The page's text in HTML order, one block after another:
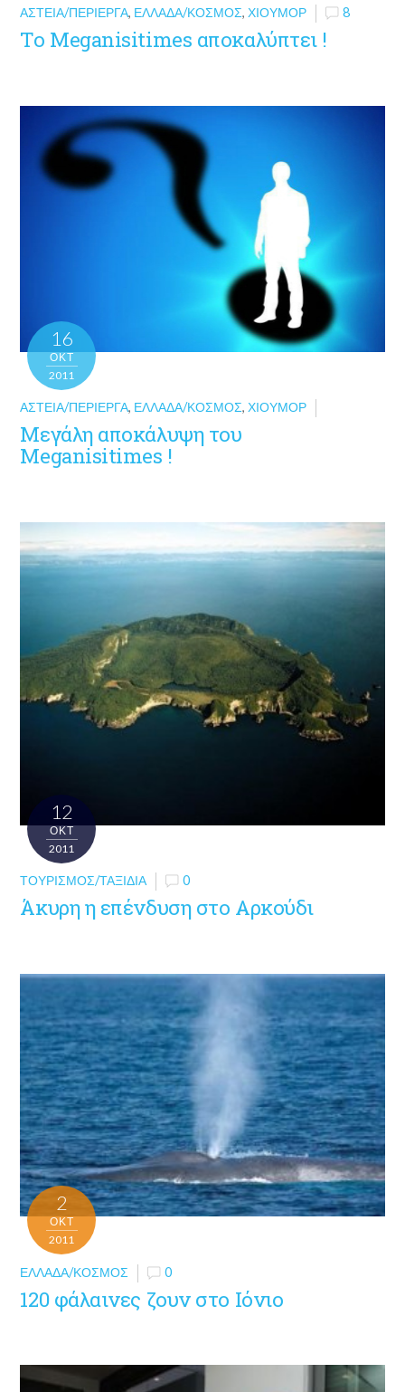
ΑΣΤΕΊΑ/ΠΕΡΊΕΡΓΑ, ΕΛΛΆΔΑ/ΚΌΣΜΟΣ,ΧΙΟΎΜΟΡ 8
To Meganisitimes αποκαλύπτει !
16
ΟΚΤ
2011
ΑΣΤΕΊΑ/ΠΕΡΊΕΡΓΑ, ΕΛΛΆΔΑ/ΚΌΣΜΟΣ,ΧΙΟΎΜΟΡ
Μεγάλη αποκάλυψη του
Meganisitimes !
12
ΟΚΤ
2011
ΤΟΥΡΙΣΜΌΣ/ΤΑΞΊΔΙΑ 0
Άκυρη η επένδυση στο Αρκούδι
2
ΟΚΤ
2011
ΕΛΛΆΔΑ/ΚΌΣΜΟΣ 0
120 φάλαινες ζουν στο Ιόνιο